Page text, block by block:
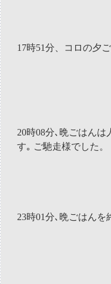
17時51分、コロの夕
20時08分､晩ごはん
す｡ ご馳走様でした。
23時01分､晩ごはん